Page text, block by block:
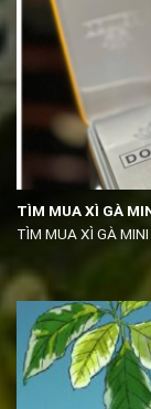
TÌM MUA XÌ GÀ
TÌM MUA XÌ GÀ